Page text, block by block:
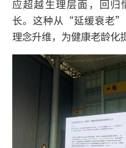
应超越生理层面，回归
长。这种从“延缓衰老
理念升维，为健康老龄化